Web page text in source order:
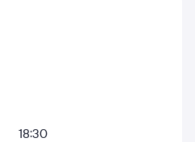
18:30